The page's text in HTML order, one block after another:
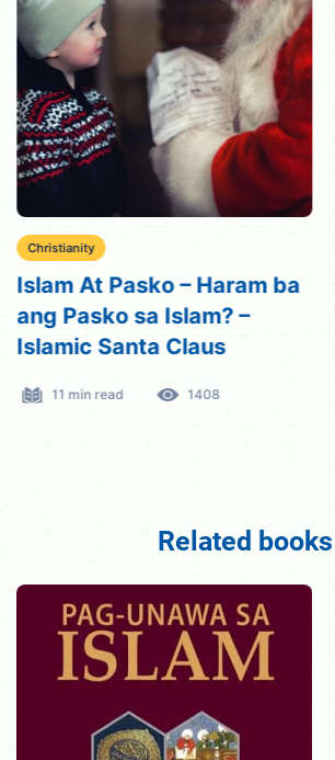
Christianity
Islam At Pasko – Haram ba
ang Pasko sa Islam? –
Islamic Santa Claus
11 min read 1408
Related books